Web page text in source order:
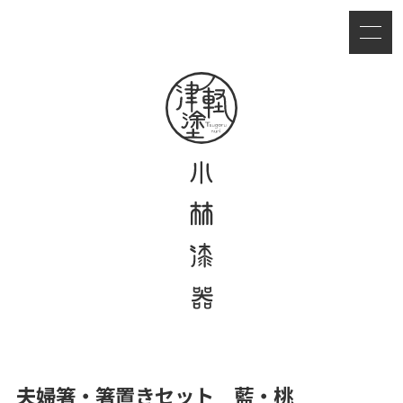
夫婦箸・箸置きセット 藍・桃